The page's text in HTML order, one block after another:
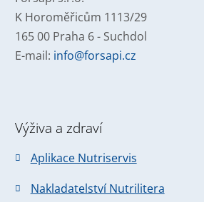
K Horoměřicům 1113/29
165 00 Praha 6 - Suchdol
E-mail: info@forsapi.cz
Výživa a zdraví
Aplikace Nutriservis
Nakladatelství Nutrilitera